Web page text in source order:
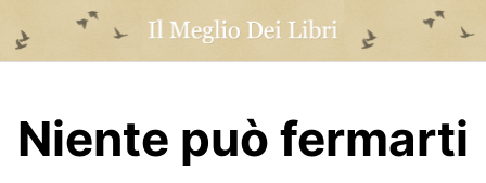
content
Niente può fermarti